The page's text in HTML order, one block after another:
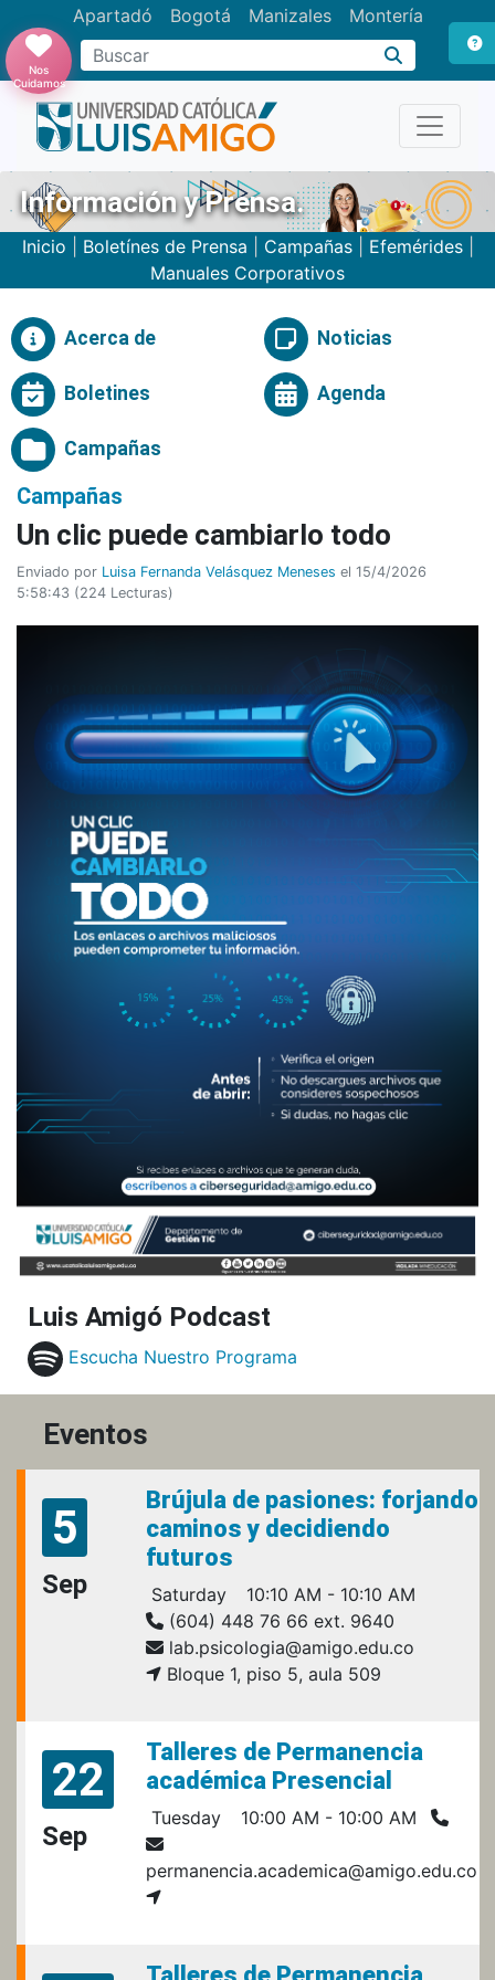
Apartadó Bogotá Manizales Montería
Buscar
Nos
Cuidamos
Información y Prensa.
Inicio Boletínes de Prensa Campañas| Efemérides|
Manuales Corporativos
Acerca de Noticias
Boletines Agenda
Campañas
Campañas
Un clic puede cambiarlo todo
Enviado por Luisa Fernanda Velásquez Meneses el 15/4/2026
5:58:43 (224 Lecturas)
Luis Amigó Podcast
Escucha Nuestro Programa
Eventos
5
Sep
Brújula de pasiones: forjando
caminos y decidiendo
futuros
Saturday
10:10 AM - 10:10 AM
(604) 448 76 66 ext. 9640
lab.psicologia@amigo.edu.co
Bloque 1, piso 5, aula 509
22
Sep
Talleres de Permanencia
académica Presencial
Tuesday 10:00 AM - 10:00 AM
permanencia.academica@amigo.edu.co